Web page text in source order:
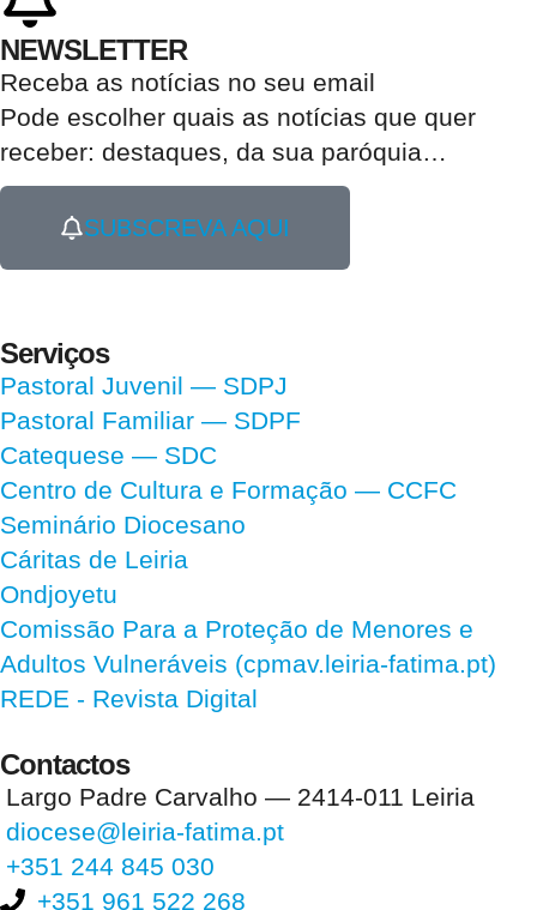
NEWSLETTER
Receba as notícias no seu email​
Pode escolher quais as notícias que quer
receber: destaques, da sua paróquia…
SUBSCREVA AQUI
Serviços
Pastoral Juvenil — SDPJ
Pastoral Familiar — SDPF
Catequese — SDC
Centro de Cultura e Formação — CCFC
Seminário Diocesano
Cáritas de Leiria
Ondjoyetu
Comissão Para a Proteção de Menores e
Adultos Vulneráveis (cpmav.leiria-fatima.pt)
REDE - Revista Digital
Contactos
Largo Padre Carvalho — 2414-011 Leiria
diocese@leiria-fatima.pt
+351 244 845 030
+351 961 522 268